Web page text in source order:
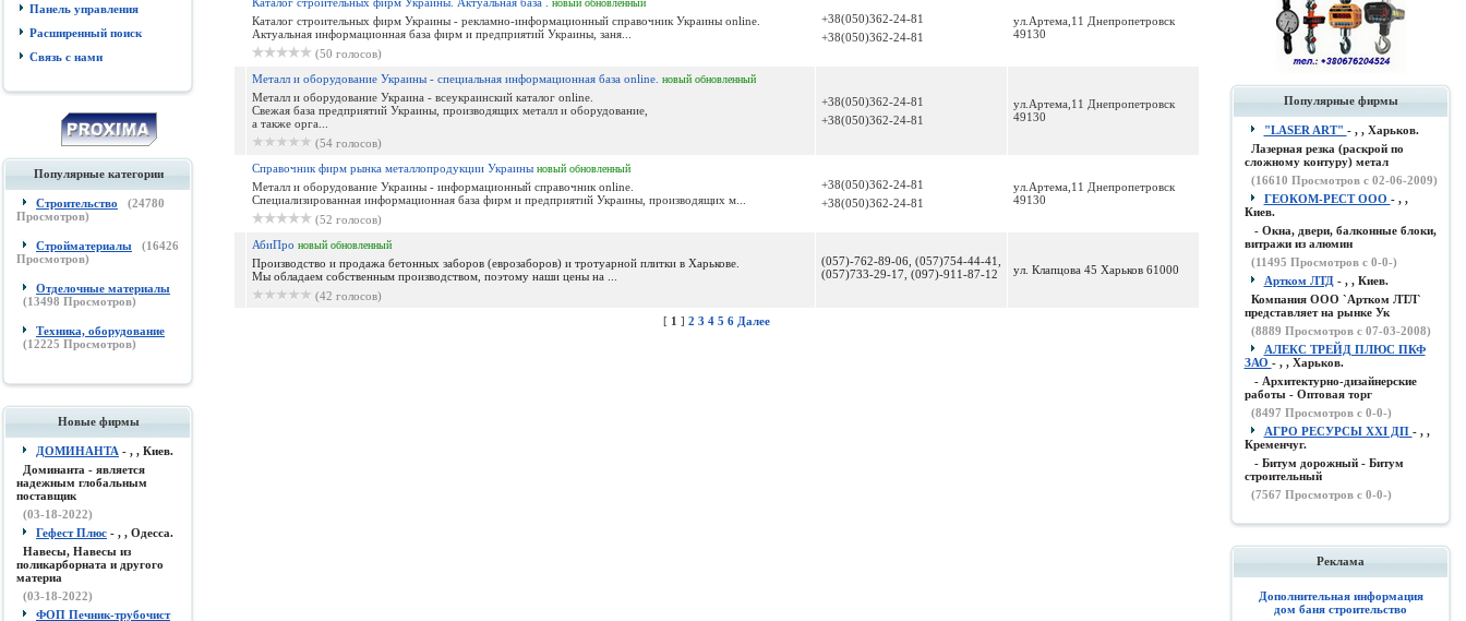
Панель управления
Расширенный поиск
Связь с нами
Популярные категории
Строительство (24780
Просмотров)
Стройматериалы (16426
Просмотров)
Отделочные материалы
(13498 Просмотров)
Техника, оборудование
(12225 Просмотров)
Новые фирмы
ДОМИНАНТА - , , Киев.
Доминанта - является
надежным глобальным
поставщик
(03-18-2022)
Гефест Плюс - , , Одесса.
Навесы, Навесы из
поликарборната и другого
материа
(03-18-2022)
ФОП Печник-трубочист
новый обновленный
Каталог строительных фирм Украины - рекламно-информационный справочник Украины online.
Актуальная информационная база фирм и предприятий Украины, заня...
(50 голосов)
+38(050)362-24-81
+38(050)362-24-81
ул.Артема,11 Днепропетровск
49130
Металл и оборудование Украины - специальная информационная база online. новый обновленный
Металл и оборудование Украина - всеукраинский каталог online.
Свежая база предприятий Украины, производящих металл и оборудование,
а также орга...
(54 голосов)
+38(050)362-24-81
+38(050)362-24-81
ул.Артема,11 Днепропетровск
49130
Справочник фирм рынка металлопродукции Украины новый обновленный
Металл и оборудование Украины - информационный справочник online.
Специализированная информационная база фирм и предприятий Украины, производящих м...
(52 голосов)
+38(050)362-24-81
+38(050)362-24-81
ул.Артема,11 Днепропетровск
49130
АбиПро новый обновленный
Производство и продажа бетонных заборов (еврозаборов) и тротуарной плитки в Харькове.
Мы обладаем собственным производством, поэтому наши цены на ...
(42 голосов)
(057)-762-89-06, (057)754-44-41,
(057)733-29-17, (097)-911-87-12
ул. Клапцова 45 Харьков 61000
[ 1 ] 2 3 4 5 6 Далее
Популярные фирмы
"LASER ART" - , , Харьков.
Лазерная резка (раскрой по
сложному контуру) метал
(16610 Просмотров с 02-06-2009)
ГЕОКОМ-РЕСТ ООО - , ,
Киев.
- Окна, двери, балконные блоки,
витражи из алюмин
(11495 Просмотров с 0-0-)
Артком ЛТД- , , Киев.
Компания ООО `Артком ЛТЛ`
представляет на рынке Ук
(8889 Просмотров с 07-03-2008)
АЛЕКС ТРЕЙД ПЛЮС ПКФ
ЗАО - , , Харьков.
- Архитектурно-дизайнерские
работы - Оптовая торг
(8497 Просмотров с 0-0-)
АГРО РЕСУРСЫ XXI ДП - , ,
Кременчуг.
- Битум дорожный - Битум
строительный
(7567 Просмотров с 0-0-)
Реклама
Дополнительная информация
дом баня строительство